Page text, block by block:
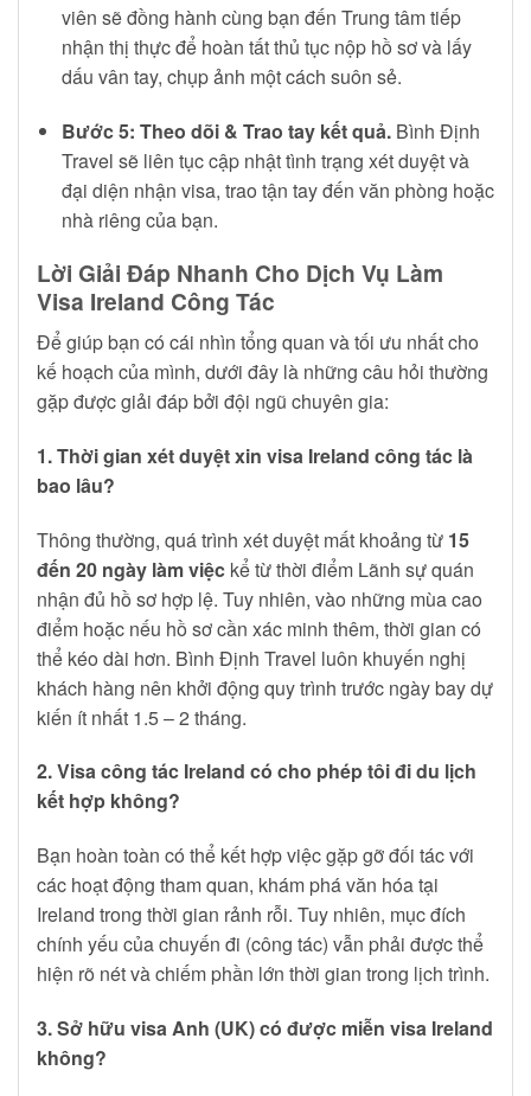
viên sẽ đồng hành cùng bạn đến Trung tâm tiếp
nhận thị thực để hoàn tất thủ tục nộp hồ sơ và lấy
dấu vân tay, chụp ảnh một cách suôn sẻ.
Bước 5: Theo dõi & Trao tay kết quả.Bình Định
Travel sẽ liên tục cập nhật tình trạng xét duyệt và
đại diện nhận visa, trao tận tay đến văn phòng hoặc
nhà riêng của bạn.
Lời Giải Đáp Nhanh Cho Dịch Vụ Làm
Visa Ireland Công Tác
Để giúp bạn có cái nhìn tổng quan và tối ưu nhất cho
kế hoạch của mình, dưới đây là những câu hỏi thường
gặp được giải đáp bởi đội ngũ chuyên gia:
1. Thời gian xét duyệt xin visa Ireland công tác là
bao lâu?
Thông thường, quá trình xét duyệt mất khoảng từ 15
đến 20 ngày làm việc kể từ thời điểm Lãnh sự quán
nhận đủ hồ sơ hợp lệ. Tuy nhiên, vào những mùa cao
điểm hoặc nếu hồ sơ cần xác minh thêm, thời gian có
thể kéo dài hơn. Bình Định Travel luôn khuyến nghị
khách hàng nên khởi động quy trình trước ngày bay dự
kiến ít nhất 1.5 – 2 tháng.
2. Visa công tác Ireland có cho phép tôi đi du lịch
kết hợp không?
Bạn hoàn toàn có thể kết hợp việc gặp gỡ đối tác với
các hoạt động tham quan, khám phá văn hóa tại
Ireland trong thời gian rảnh rỗi. Tuy nhiên, mục đích
chính yếu của chuyến đi (công tác) vẫn phải được thể
hiện rõ nét và chiếm phần lớn thời gian trong lịch trình.
3. Sở hữu visa Anh (UK) có được miễn visa Ireland
không?